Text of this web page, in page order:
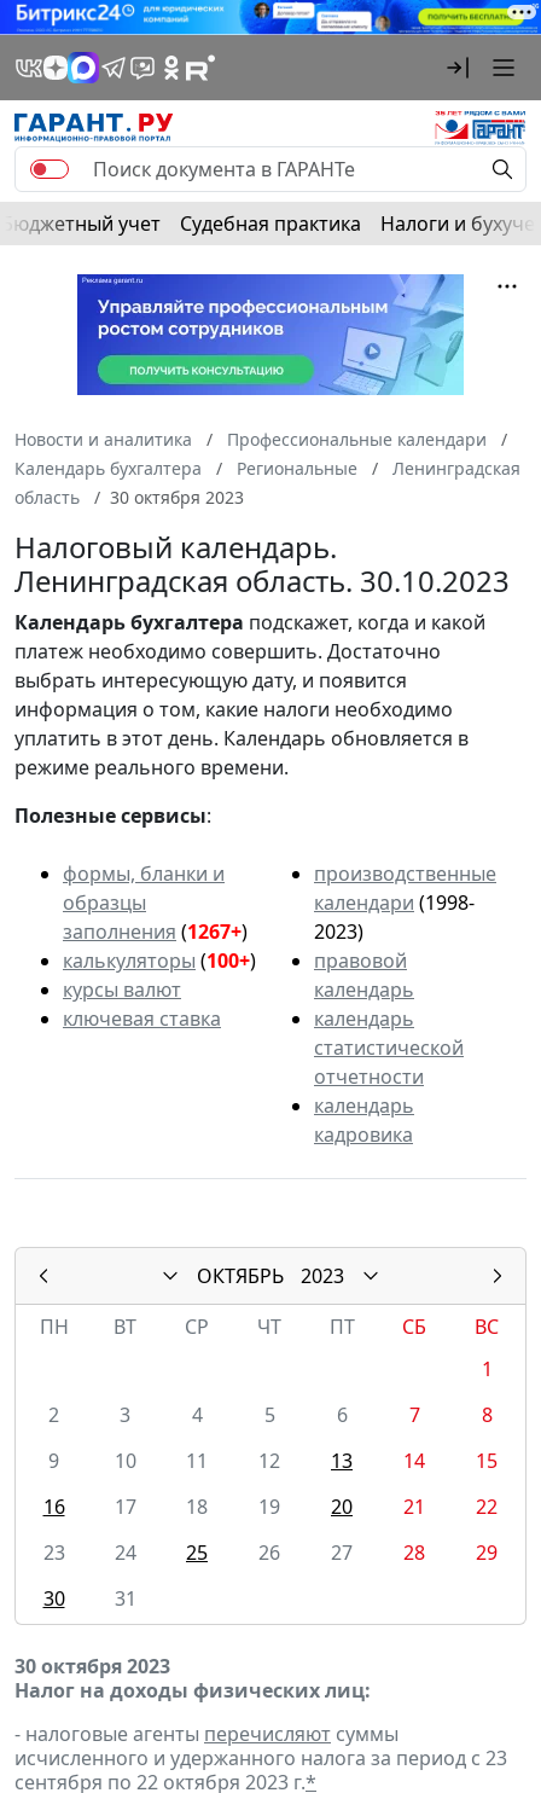
Бюджетный учет Судебная практика Налоги и
Новости и аналитика
Профессиональные календари
Календарь бухгалтера
Региональные
Ленинградская
область
30 октября 2023
Налоговый календарь.
Ленинградская область. 30.10.2023
Календарьбухгалтера подскажет, когда и какой
платеж необходимо совершить. Достаточно
выбрать интересующую дату, и появится
информация о том, какие налоги необходимо
уплатить в этот день. Календарь обновляется в
режиме реального времени.
Полезные сервисы:
формы, бланки и
образцы
заполнения (1267+)
калькуляторы (100+)
курсы валют
ключевая ставка
производственные
календари (1998-
2023)
правовой
календарь
календарь
статистической
отчетности
календарь
кадровика
ОКТЯБРЬ
2023
ПН
ВТ СР ЧТ ПТ СБ
ВС
1
2
3 4 5 6 7
8
9
10 11 12 13 14
15
16
17 18 19 20 21
22
23
24 25 26 27 28
29
30
31
30 октября 2023
Налог на доходы физических лиц:
- налоговые агенты перечисляют суммы
исчисленного и удержанного налога за период с 23
сентября по 22 октября 2023 г.*